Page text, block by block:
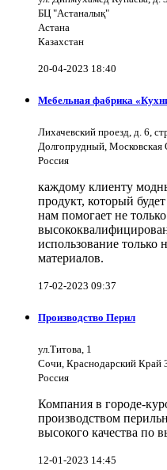
БЦ "Астаналық"
Астана
Казахстан
20-04-2023 18:40
Мебельная фабрика
Лихачевский проезд, д. 6,
Долгопрудный, Московская
Россия
каждому клиенту
продукт, который
нам помогает не
использование
материалов.
17-02-2023 09:37
Производство Перил
ул.Титова, 1
Сочи, Краснодарский Край
Россия
Компания в городе-
производством
высокого качества по
12-01-2023 14:45